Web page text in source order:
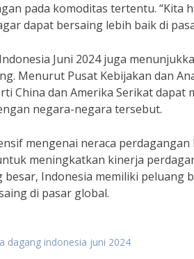
pada komoditas tertentu. “Kita
dapat bersaing lebih baik di
Juni 2024 juga
Menurut Pusat Kebijakan dan
China dan Amerika Serikat dapat
negara-negara tersebut.
mengenai neraca
meningkatkan kinerja
besar, Indonesia memiliki peluang
di pasar global.
dagang indonesia juni 2024